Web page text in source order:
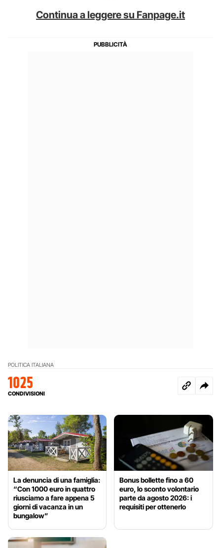
Continua a leggere su Fanpage.it
POLITICA ITALIANA
1025
CONDIVISIONI
La denuncia di una famiglia:
“Con 1000 euro in quattro
riusciamo a fare appena 5
giorni di vacanza in un
bungalow”
Bonus bollette fino a 60
euro, lo sconto volontario
parte da agosto 2026: i
requisiti per ottenerlo